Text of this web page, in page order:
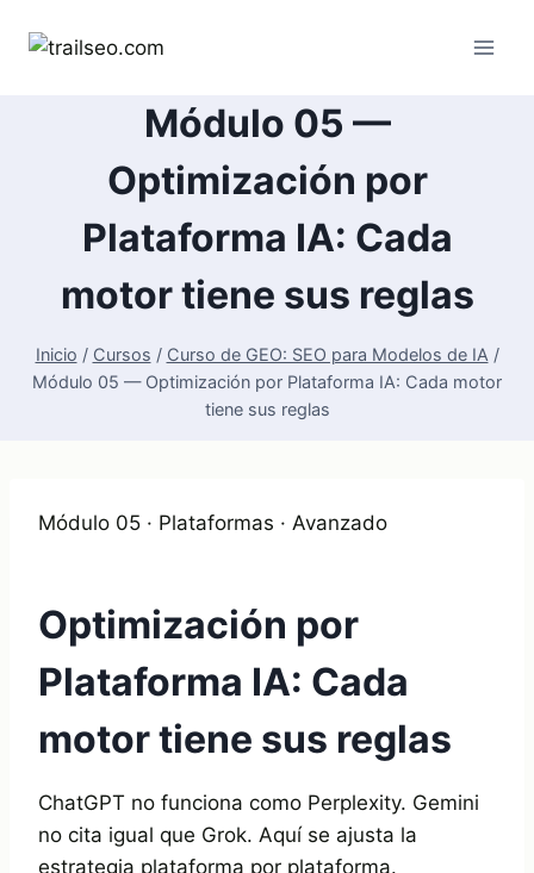
Módulo 05 —
Optimización por
Plataforma IA: Cada
motor tiene sus reglas
Inicio / Cursos / Curso de GEO: SEO para Modelos de IA /
Módulo 05 — Optimización por Plataforma IA: Cada motor
tiene sus reglas
Módulo 05 · Plataformas · Avanzado
Optimización por
Plataforma IA: Cada
motor tiene sus reglas
ChatGPT no funciona como Perplexity. Gemini
no cita igual que Grok. Aquí se ajusta la
estrategia plataforma por plataforma.